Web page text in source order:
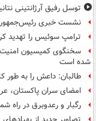
توسل رفیق آرژانتینی
نشست خبری رئیس‌جمهور
ترامپ سوئیس را تهدید
سخنگوی کمیسیون
شده است
طالبان: داعش را به طور
امضای سران پاکستان،
رگبار و رعدوبرق در راه